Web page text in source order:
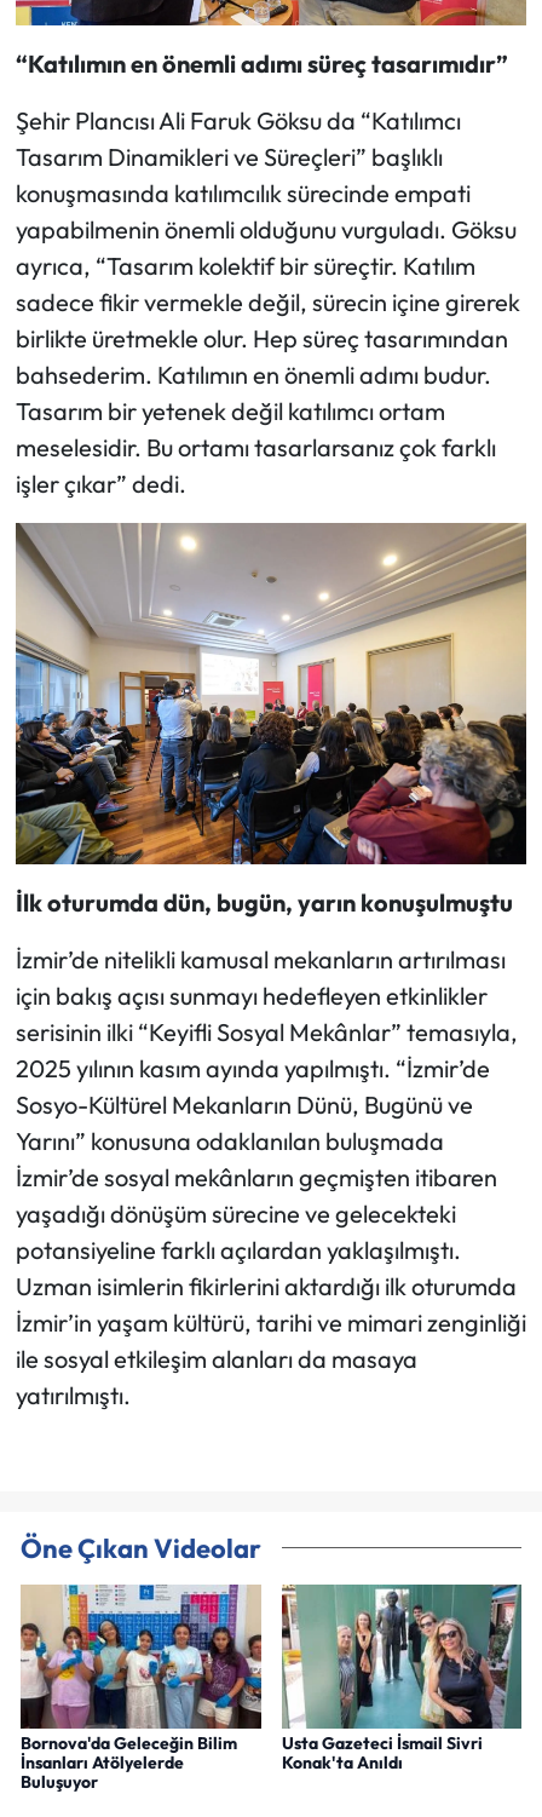
“Katılımın en önemli adımı süreç tasarımıdır”
Şehir Plancısı Ali Faruk Göksu da “Katılımcı
Tasarım Dinamikleri ve Süreçleri” başlıklı
konuşmasında katılımcılık sürecinde empati
yapabilmenin önemli olduğunu vurguladı. Göksu
ayrıca, “Tasarım kolektif bir süreçtir. Katılım
sadece fikir vermekle değil, sürecin içine girerek
birlikte üretmekle olur. Hep süreç tasarımından
bahsederim. Katılımın en önemli adımı budur.
Tasarım bir yetenek değil katılımcı ortam
meselesidir. Bu ortamı tasarlarsanız çok farklı
işler çıkar” dedi.
İlk oturumda dün, bugün, yarın konuşulmuştu
İzmir’de nitelikli kamusal mekanların artırılması
için bakış açısı sunmayı hedefleyen etkinlikler
serisinin ilki “Keyifli Sosyal Mekânlar” temasıyla,
2025 yılının kasım ayında yapılmıştı. “İzmir’de
Sosyo-Kültürel Mekanların Dünü, Bugünü ve
Yarını” konusuna odaklanılan buluşmada
İzmir’de sosyal mekânların geçmişten itibaren
yaşadığı dönüşüm sürecine ve gelecekteki
potansiyeline farklı açılardan yaklaşılmıştı.
Uzman isimlerin fikirlerini aktardığı ilk oturumda
İzmir’in yaşam kültürü, tarihi ve mimari zenginliği
ile sosyal etkileşim alanları da masaya
yatırılmıştı.
Öne Çıkan Videolar
Bornova'da Geleceğin Bilim
İnsanları Atölyelerde
Buluşuyor
Usta Gazeteci İsmail Sivri
Konak'ta Anıldı